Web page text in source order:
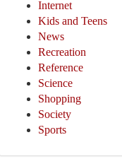
Internet
Kids and Teens
News
Recreation
Reference
Science
Shopping
Society
Sports